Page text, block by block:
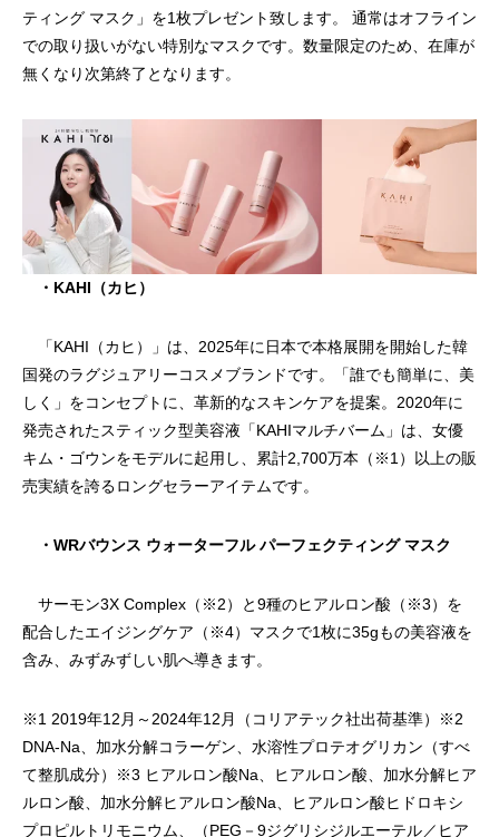
ティング マスク」を1枚プレゼント致します。 通常はオフライン
での取り扱いがない特別なマスクです。数量限定のため、在庫が
無くなり次第終了となります。
・KAHI（カヒ）
「KAHI（カヒ）」は、2025年に日本で本格展開を開始した韓
国発のラグジュアリーコスメブランドです。「誰でも簡単に、美
しく」をコンセプトに、革新的なスキンケアを提案。2020年に
発売されたスティック型美容液「KAHIマルチバーム」は、女優
キム・ゴウンをモデルに起用し、累計2,700万本（※1）以上の販
売実績を誇るロングセラーアイテムです。
・WRバウンス ウォーターフル パーフェクティング マスク
サーモン3X Complex（※2）と9種のヒアルロン酸（※3）を
配合したエイジングケア（※4）マスクで1枚に35gもの美容液を
含み、みずみずしい肌へ導きます。
※1 2019年12月～2024年12月（コリアテック社出荷基準）※2
DNA-Na、加水分解コラーゲン、水溶性プロテオグリカン（すべ
て整肌成分）※3 ヒアルロン酸Na、ヒアルロン酸、加水分解ヒア
ルロン酸、加水分解ヒアルロン酸Na、ヒアルロン酸ヒドロキシ
プロピルトリモニウム、（PEG－9ジグリシジルエーテル／ヒア